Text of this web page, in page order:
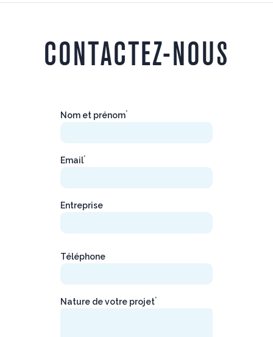
CONTACTEZ-NOUS
Nom et prénom*
Email*
Entreprise
Téléphone
Nature de votre projet*